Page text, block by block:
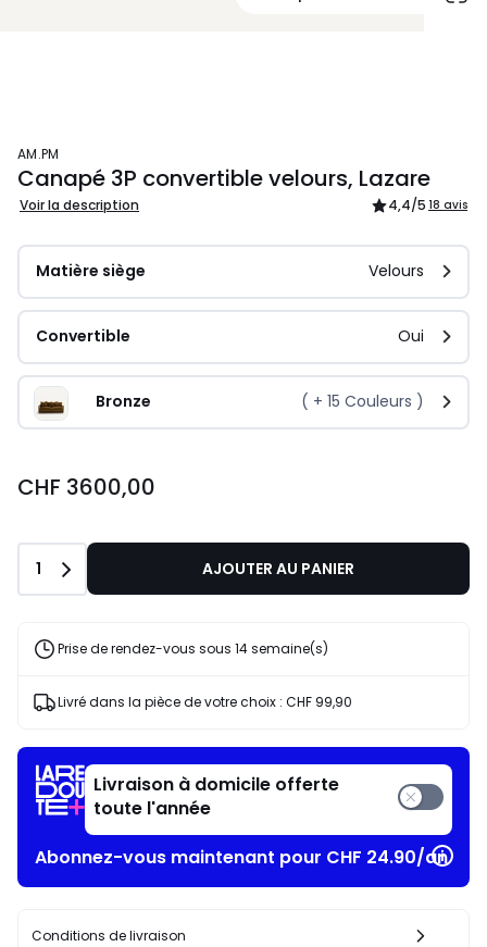
AM.PM
Canapé 3P convertible velours, Lazare
Voir la description 4,4/5 18 avis
Matière siège Velours
Convertible Oui
Bronze ( + 15 Couleurs )
CHF 3600,00
Quantité
1 AJOUTER AU PANIER
Prise de rendez-vous sous 14 semaine(s)
Livré dans la pièce de votre choix : CHF 99,90
Livraison à domicile offerte
toute l'année
Abonnez-vous maintenant pour CHF 24.90/an​
Conditions de livraison